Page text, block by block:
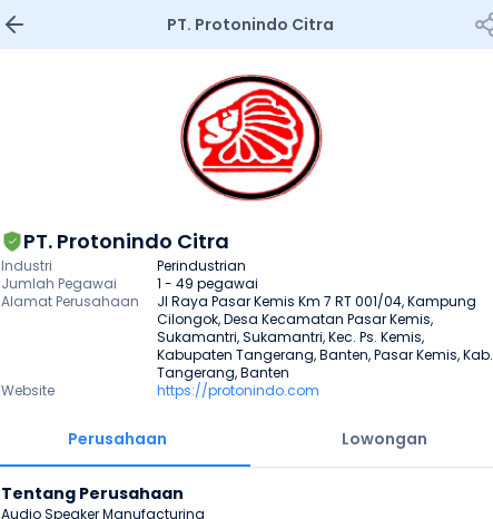
PT. Protonindo Citra
PT. Protonindo Citra
Industri
Perindustrian
Jumlah Pegawai
1 - 49 pegawai
Alamat Perusahaan
Jl Raya Pasar Kemis Km 7 RT 001/04, Kampung
Cilongok, Desa Kecamatan Pasar Kemis,
Sukamantri, Sukamantri, Kec. Ps. Kemis,
Kabupaten Tangerang, Banten, Pasar Kemis, Kab.
Tangerang, Banten
Website
https://protonindo.com
Perusahaan Lowongan
Tentang Perusahaan
Audio Speaker Manufacturing